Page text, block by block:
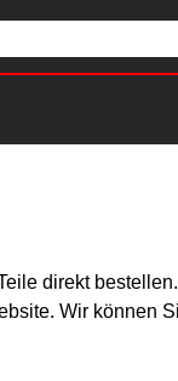
direkt
Wir können